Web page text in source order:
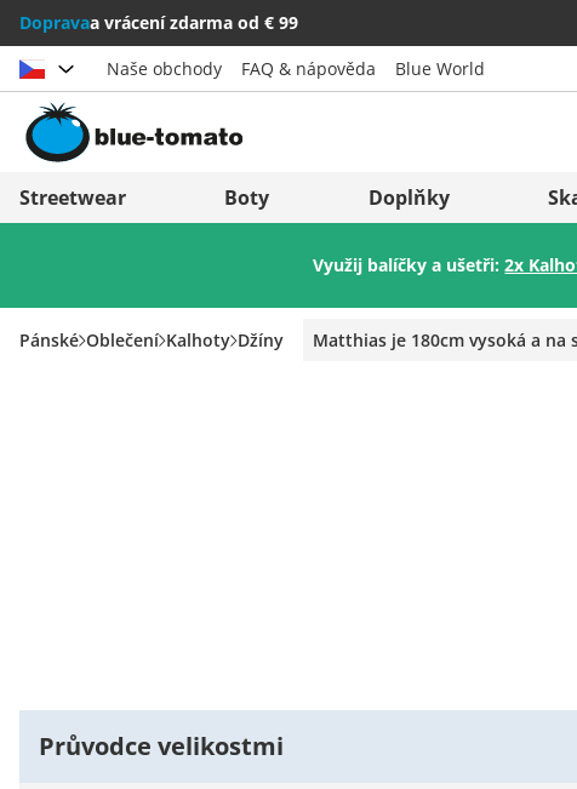
Dopravaa vrácení zdarma od € 99
Vybrat zemi
Österreich
Italia (Italiano)
Italien (Deutsch)
Naše obchody FAQ & nápověda Blue World
Streetwear Boty Doplňky
Využij balíčky a ušetři:2x
Pánské Oblečení Kalhoty Džíny Matthias je 180cm vysoká a
Průvodce velikostmi